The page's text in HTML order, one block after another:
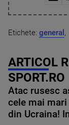
Etichete: general ,
ARTICOL
SPORT.RO
Atac rusesc
cele mai
din Ucraina!